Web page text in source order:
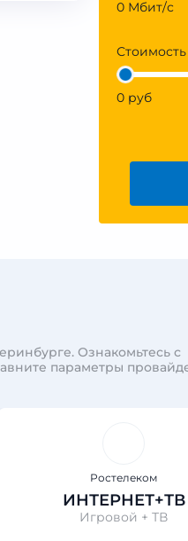
0 Мбит/с
0 руб
Ознакомьтесь с
параметры
Ростелеком
ИНТЕРНЕТ+ТВ
Игровой + ТВ